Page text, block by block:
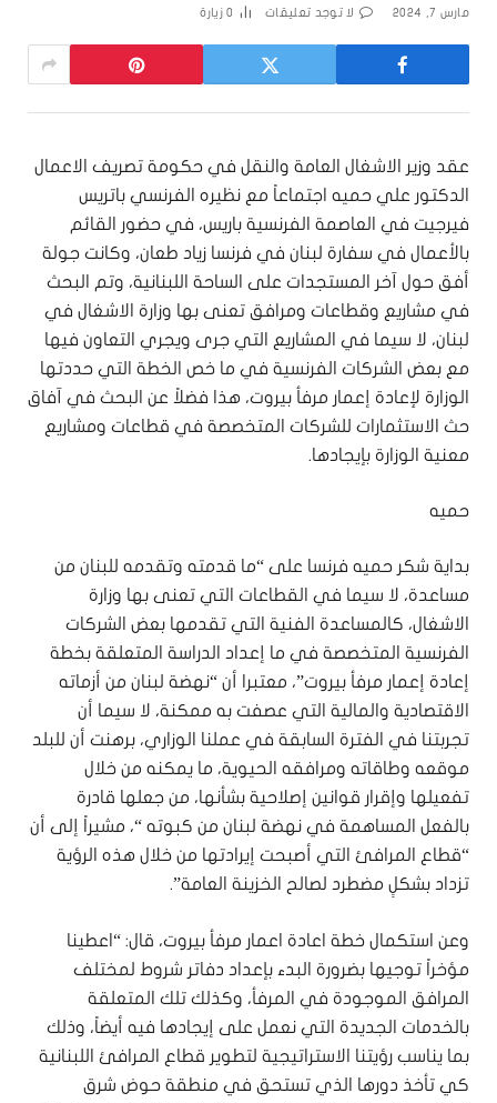
مارس 7, 2024 لا توجد تعليقات 0 زيارة
عقد وزير الاشغال العامة والنقل في حكومة تصريف الاعمال
الدكتور علي حميه اجتماعاً مع نظيره الفرنسي باتريس
فيرجيت في العاصمة الفرنسية باريس، في حضور القائم
بالأعمال في سفارة لبنان في فرنسا زياد طعان، وكانت جولة
أفق حول آخر المستجدات على الساحة اللبنانية، وتم البحث
في مشاريع وقطاعات ومرافق تعنى بها وزارة الاشغال في
لبنان، لا سيما في المشاريع التي جرى ويجري التعاون فيها
مع بعض الشركات الفرنسية في ما خص الخطة التي حددتها
الوزارة لإعادة إعمار مرفأ بيروت، هذا فضلاً عن البحث في آفاق
حث الاستثمارات للشركات المتخصصة في قطاعات ومشاريع
معنية الوزارة بإيجادها.
حميه
بداية شكر حميه فرنسا على “ما قدمته وتقدمه للبنان من
مساعدة، لا سيما في القطاعات التي تعنى بها وزارة
الاشغال، كالمساعدة الفنية التي تقدمها بعض الشركات
الفرنسية المتخصصة في ما إعداد الدراسة المتعلقة بخطة
إعادة إعمار مرفأ بيروت”، معتبرا أن “نهضة لبنان من أزماته
الاقتصادية والمالية التي عصفت به ممكنة، لا سيما أن
تجربتنا في الفترة السابقة في عملنا الوزاري، برهنت أن للبلد
موقعه وطاقاته ومرافقه الحيوية، ما يمكنه من خلال
تفعيلها وإقرار قوانين إصلاحية بشأنها، من جعلها قادرة
بالفعل المساهمة في نهضة لبنان من كبوته “، مشيراً إلى أن
“قطاع المرافئ التي أصبحت إيرادتها من خلال هذه الرؤية
تزداد بشكلٍ مضطرد لصالح الخزينة العامة”.
وعن استكمال خطة اعادة اعمار مرفأ بيروت، قال: “اعطينا
مؤخراً توجيها بضرورة البدء بإعداد دفاتر شروط لمختلف
المرافق الموجودة في المرفأ، وكذلك تلك المتعلقة
بالخدمات الجديدة التي نعمل على إيجادها فيه أيضاً، وذلك
بما يناسب رؤيتنا الاستراتيجية لتطوير قطاع المرافئ اللبنانية
كي تأخذ دورها الذي تستحق في منطقة حوض شرق